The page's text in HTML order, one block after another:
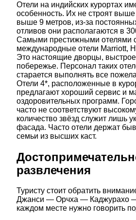
Отели на индийских курортах
особенность. Их не строят выше
выше 9 метров, из-за
отливов они располагаются в
Самыми престижными отелями
международные отели Marriott,
Это настоящие дворцы,
побережье. Персонал таких
старается выполнять все
Отели 4*, расположенные в
предлагают хороший сервис и
оздоровительных программ.
часто не соответствуют
количество звёзд служит лишь
фасада. Часто отели держат
семьи из высших каст.
развлечения
Туристу стоит обратить
Джанси — Орчха — Каджурахо
каждом месте нужно говорить